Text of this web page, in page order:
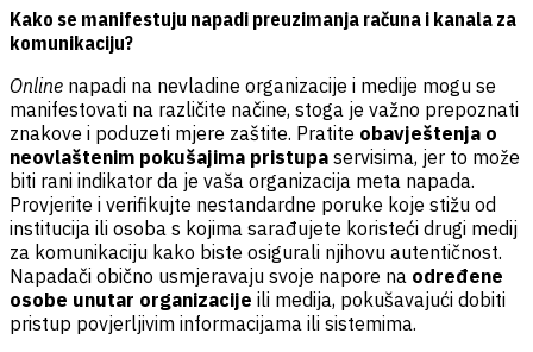
Kako se manifestuju napadi preuzimanja računa i kanala za
komunikaciju?
Online napadi na nevladine organizacije i medije mogu se
manifestovati na različite načine, stoga je važno prepoznati
znakove i poduzeti mjere zaštite. Pratite obavještenja o
neovlaštenim pokušajima pristupa servisima, jer to može
biti rani indikator da je vaša organizacija meta napada.
Provjerite i verifikujte nestandardne poruke koje stižu od
institucija ili osoba s kojima sarađujete koristeći drugi medij
za komunikaciju kako biste osigurali njihovu autentičnost.
Napadači obično usmjeravaju svoje napore na određene
osobe unutar organizacije ili medija, pokušavajući dobiti
pristup povjerljivim informacijama ili sistemima.